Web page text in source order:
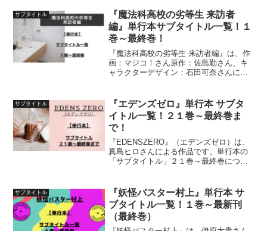
サブタイトル
『魔法科高校の劣等生 来訪者
編』単行本サブタイトル一覧！１
巻～最終巻！
『魔法科高校の劣等生 来訪者編』は、作
画：マジコ！さん原作：佐島勤さん、キ
ャラクターデザイン：石田可奈さんによ
て紹介しています
サブタイトル
『エデンズゼロ』単行本 サブタ
イトル一覧！２１巻～最終巻ま
で！
『EDENSZERO』（エデンズゼロ）は、
真島ヒロさんによる作品です。単行本の
「サブタイトル」２１巻～最終巻につい
サブタイトル
『妖怪バスター村上』単行本 サ
ブタイトル一覧！１巻～最新刊
（最終巻）